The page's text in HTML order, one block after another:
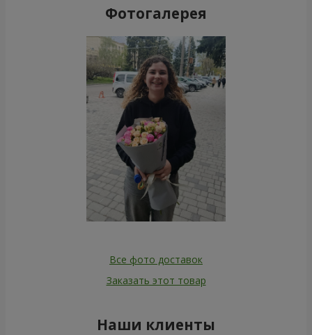
Фотогалерея
Все фото доставок
Заказать этот товар
Наши клиенты